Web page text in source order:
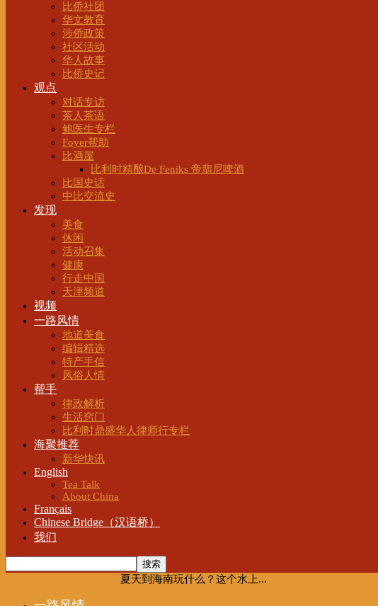
比侨社团
华文教育
涉侨政策
社区活动
华人故事
比侨史记
观点
对话专访
茶人茶语
鲍医生专栏
Foyer帮助
比酒屋
比利时精酿De Feniks 帝翡尼啤酒
比国史话
中比交流史
发现
美食
休闲
活动召集
健康
行走中国
天津频道
视频
一路风情
地道美食
编辑精选
特产手信
风俗人情
帮手
律政解析
生活窍门
比利时鼎盛华人律师行专栏
海聚推荐
新华快讯
English
Tea Talk
About China
Français
Chinese Bridge（汉语桥）
我们
夏天到海南玩什么？这个水上...